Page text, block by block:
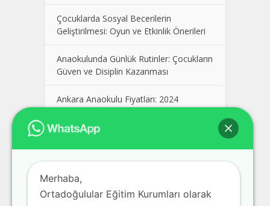
Çocuklarda Sosyal Becerilerin
Geliştirilmesi: Oyun ve Etkinlik Önerileri
Anaokulunda Günlük Rutinler: Çocukların
Güven ve Disiplin Kazanması
Ankara Anaokulu Fiyatları: 2024
Kolej Seçimi Yaparken Dikkat Edilmesi
Dershaneler, Ankara Polatlı Dershane
Fiyatları
Merhaba,
Ortadoğulular Eğitim Kurumları olarak